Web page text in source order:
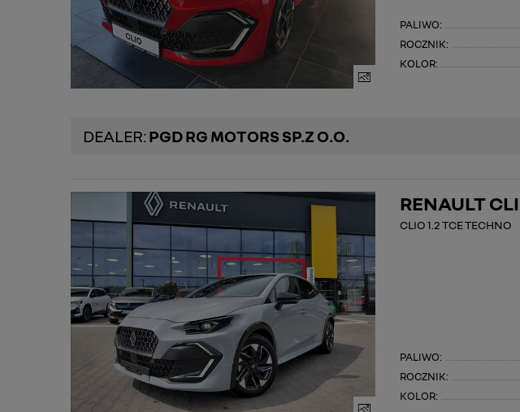
PALIWO:
ROCZNIK:
KOLOR:
DEALER:PGD RG MOTORS SP.Z O.O.
RENAULT
CLIO 1.2 TCE TECHNO
PALIWO:
ROCZNIK:
KOLOR: